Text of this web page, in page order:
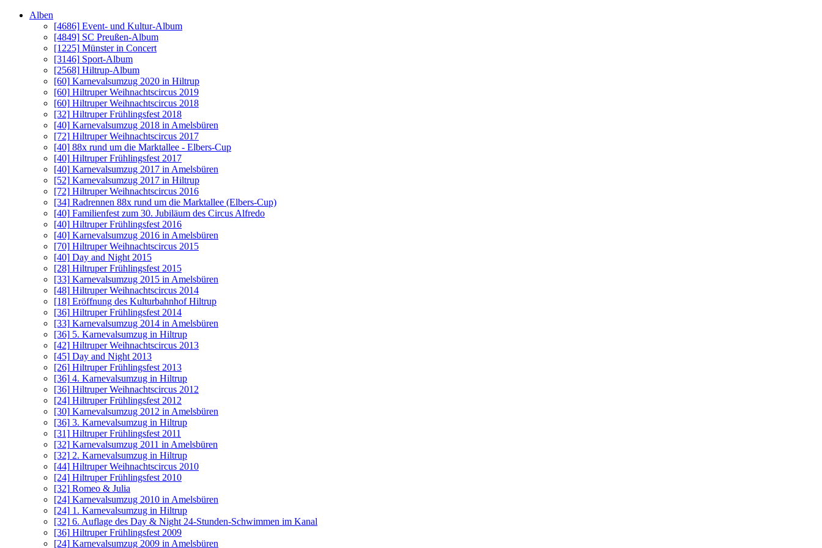
Alben
[4686] Event- und Kultur-Album
[4849] SC Preußen-Album
[1225] Münster in Concert
[3146] Sport-Album
[2568] Hiltrup-Album
[60] Karnevalsumzug 2020 in Hiltrup
[60] Hiltruper Weihnachtscircus 2019
[60] Hiltruper Weihnachtscircus 2018
[32] Hiltruper Frühlingsfest 2018
[40] Karnevalsumzug 2018 in Amelsbüren
[72] Hiltruper Weihnachtscircus 2017
[40] 88x rund um die Marktallee - Elbers-Cup
[40] Hiltruper Frühlingsfest 2017
[40] Karnevalsumzug 2017 in Amelsbüren
[52] Karnevalsumzug 2017 in Hiltrup
[72] Hiltruper Weihnachtscircus 2016
[34] Radrennen 88x rund um die Marktallee (Elbers-Cup)
[40] Familienfest zum 30. Jubiläum des Circus Alfredo
[40] Hiltruper Frühlingsfest 2016
[40] Karnevalsumzug 2016 in Amelsbüren
[70] Hiltruper Weihnachtscircus 2015
[40] Day and Night 2015
[28] Hiltruper Frühlingsfest 2015
[33] Karnevalsumzug 2015 in Amelsbüren
[48] Hiltruper Weihnachtscircus 2014
[18] Eröffnung des Kulturbahnhof Hiltrup
[36] Hiltruper Frühlingsfest 2014
[33] Karnevalsumzug 2014 in Amelsbüren
[36] 5. Karnevalsumzug in Hiltrup
[42] Hiltruper Weihnachtscircus 2013
[45] Day and Night 2013
[26] Hiltruper Frühlingsfest 2013
[36] 4. Karnevalsumzug in Hiltrup
[36] Hiltruper Weihnachtscircus 2012
[24] Hiltruper Frühlingsfest 2012
[30] Karnevalsumzug 2012 in Amelsbüren
[36] 3. Karnevalsumzug in Hiltrup
[31] Hiltruper Frühlingsfest 2011
[32] Karnevalsumzug 2011 in Amelsbüren
[32] 2. Karnevalsumzug in Hiltrup
[44] Hiltruper Weihnachtscircus 2010
[24] Hiltruper Frühlingsfest 2010
[32] Romeo & Julia
[24] Karnevalsumzug 2010 in Amelsbüren
[24] 1. Karnevalsumzug in Hiltrup
[32] 6. Auflage des Day & Night 24-Stunden-Schwimmen im Kanal
[36] Hiltruper Frühlingsfest 2009
[24] Karnevalsumzug 2009 in Amelsbüren